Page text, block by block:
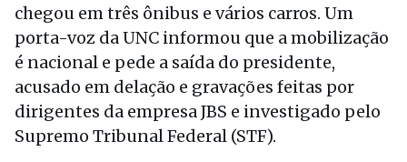
chegou em três ônibus e vários carros. Um
porta-voz da UNC informou que a mobilização
é nacional e pede a saída do presidente,
acusado em delação e gravações feitas por
dirigentes da empresa JBS e investigado pelo
Supremo Tribunal Federal (STF).